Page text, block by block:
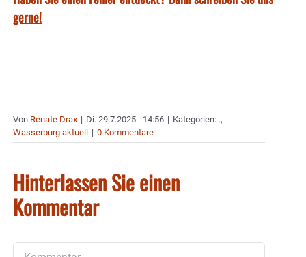
gerne!
Von Renate Drax | Di. 29.7.2025 - 14:56 | Kategorien: .,
Wasserburg aktuell | 0 Kommentare
Hinterlassen Sie einen
Kommentar